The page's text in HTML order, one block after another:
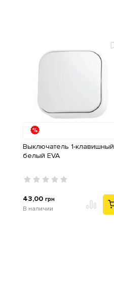
Выключатель 1-клавишный
белый EVA
43,00 грн
В наличии